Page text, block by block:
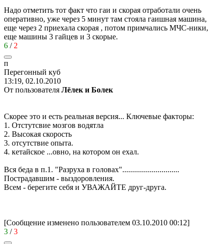
Надо отметить тот факт что гаи и скорая отработали очень
оперативно, уже через 5 минут там стояла гаишная машина,
еще через 2 приехала скорая , потом примчались МЧС-ники,
еще машины 3 гайцев и 3 скорые.
6 / 2
п
Перегонный куб
13:19, 02.10.2010
От пользователя Лёлек и Болек
Скорее это и есть реальная версия... Ключевые факторы:
1. Отстутсвие мозгов водятла
2. Высокая скорость
3. отсутствие опыта.
4. кетайское ...овно, на котором он ехал.
Вся беда в п.1. "Разруха в головах".............................
Пострадавшим - выздоровления.
Всем - берегите себя и УВАЖАЙТЕ друг-друга.
[Сообщение изменено пользователем 03.10.2010 00:12]
3 /3